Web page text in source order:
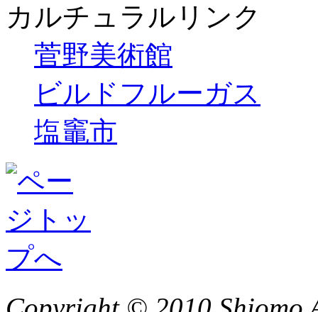
カルチュラルリンク
菅野美術館
ビルドフルーガス
塩竈市